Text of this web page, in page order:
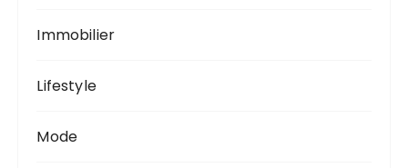
Immobilier
Lifestyle
Mode